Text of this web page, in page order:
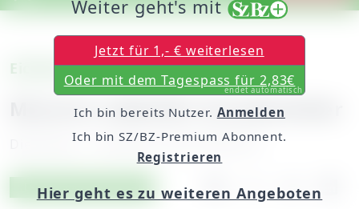
Eichholz
Mozarts Lebenfür Grundschüler
Dienstag, 11. Oktober 2016, 06:00 Uhr
Artikel vorlesen
Exklusiv für Abonnenten
Weiter geht's mit
Jetzt für 1,- € weiterlesen
Oder mit dem Tagespass für 2,83€
endet automatisch
Ich bin bereits Nutzer. Anmelden
Ich bin SZ/BZ-Premium Abonnent.
Registrieren
Hier geht es zu weiteren Angeboten